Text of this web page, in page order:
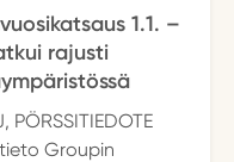
1.1. –
rajusti
PÖRSSITIEDOTE
Groupin